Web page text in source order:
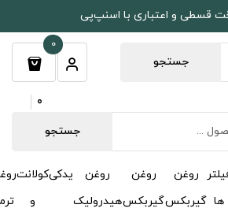
جستجو
یدکی کولانت
و
روغن
ترمز
مکمل
و
خوشبوکنندهدربارهتماس
با ما